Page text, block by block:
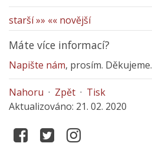
starší »» «« novější
Máte více informací?
Napište nám, prosím. Děkujeme.
Nahoru · Zpět · Tisk
Aktualizováno: 21. 02. 2020